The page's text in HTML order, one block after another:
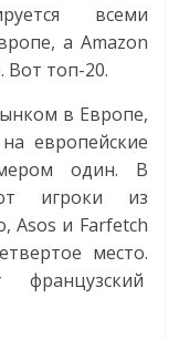
всеми
а Amazon
Вот топ-20.
в Европе,
европейские
один. В
игроки из
Asos и Farfetch
место.